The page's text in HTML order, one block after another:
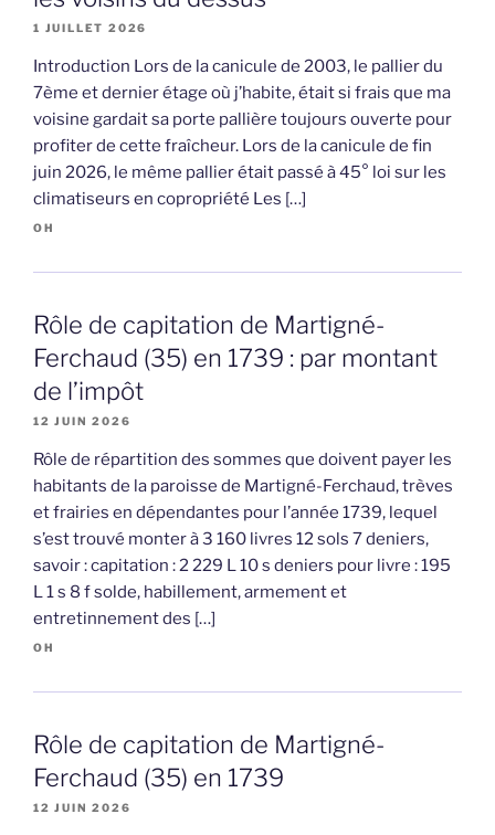
1 JUILLET 2026
Introduction Lors de la canicule de 2003, le pallier du
7ème et dernier étage où j’habite, était si frais que ma
voisine gardait sa porte pallière toujours ouverte pour
profiter de cette fraîcheur. Lors de la canicule de fin
juin 2026, le même pallier était passé à 45° loi sur les
climatiseurs en copropriété Les […]
OH
Rôle de capitation de Martigné-
Ferchaud (35) en 1739 : par montant
de l’impôt
12 JUIN 2026
Rôle de répartition des sommes que doivent payer les
habitants de la paroisse de Martigné-Ferchaud, trèves
et frairies en dépendantes pour l’année 1739, lequel
s’est trouvé monter à 3 160 livres 12 sols 7 deniers,
savoir : capitation : 2 229 L 10 s deniers pour livre : 195
L 1 s 8 f solde, habillement, armement et
entretinnement des […]
OH
Rôle de capitation de Martigné-
Ferchaud (35) en 1739
12 JUIN 2026